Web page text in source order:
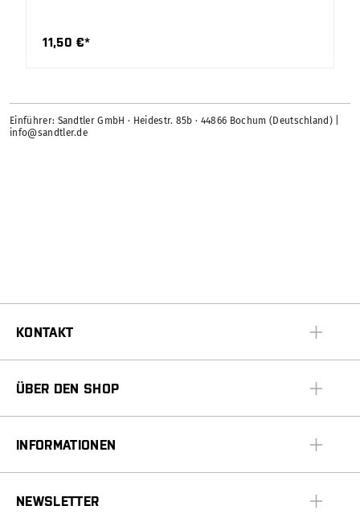
11,50 €*
Einführer: Sandtler GmbH · Heidestr. 85b · 44866 Bochum (Deutschland) |
info@sandtler.de
KONTAKT
ÜBER DEN SHOP
INFORMATIONEN
NEWSLETTER